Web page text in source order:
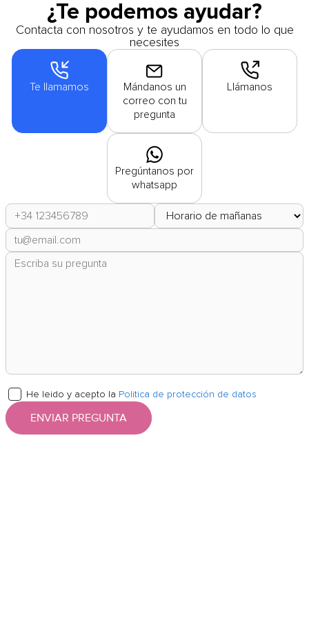
¿Te podemos ayudar?
Contacta con nosotros y te ayudamos en todo lo que
necesites
Te llamamos
Mándanos un
correo con tu
pregunta
Llámanos
Pregúntanos por
whatsapp
He leido y acepto la Politica de protección de datos
ENVIAR PREGUNTA